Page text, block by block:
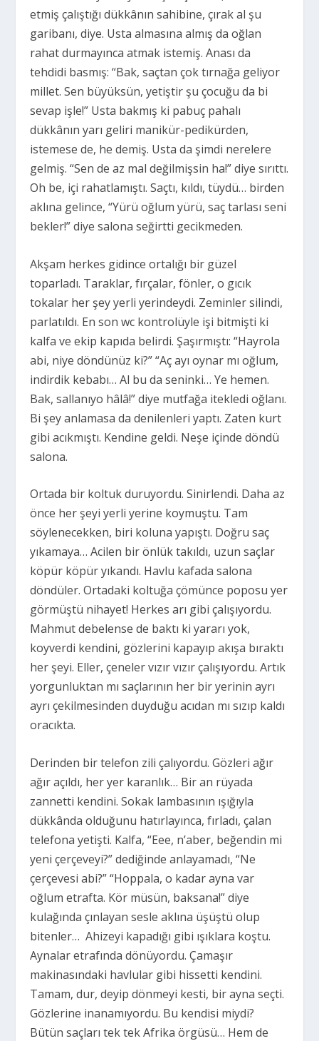
etmiş çalıştığı dükkânın sahibine, çırak al şu
garibanı, diye. Usta almasına almış da oğlan
rahat durmayınca atmak istemiş. Anası da
tehdidi basmış: “Bak, saçtan çok tırnağa geliyor
millet. Sen büyüksün, yetiştir şu çocuğu da bi
sevap işle!” Usta bakmış ki pabuç pahalı
dükkânın yarı geliri manikür-pedikürden,
istemese de, he demiş. Usta da şimdi nerelere
gelmiş. “Sen de az mal değilmişsin ha!” diye sırıttı.
Oh be, içi rahatlamıştı. Saçtı, kıldı, tüydü… birden
aklına gelince, “Yürü oğlum yürü, saç tarlası seni
bekler!” diye salona seğirtti gecikmeden.
Akşam herkes gidince ortalığı bir güzel
toparladı. Taraklar, fırçalar, fönler, o gıcık
tokalar her şey yerli yerindeydi. Zeminler silindi,
parlatıldı. En son wc kontrolüyle işi bitmişti ki
kalfa ve ekip kapıda belirdi. Şaşırmıştı: “Hayrola
abi, niye döndünüz ki?” “Aç ayı oynar mı oğlum,
indirdik kebabı… Al bu da seninki… Ye hemen.
Bak, sallanıyo hâlâ!” diye mutfağa itekledi oğlanı.
Bi şey anlamasa da denilenleri yaptı. Zaten kurt
gibi acıkmıştı. Kendine geldi. Neşe içinde döndü
salona.
Ortada bir koltuk duruyordu. Sinirlendi. Daha az
önce her şeyi yerli yerine koymuştu. Tam
söylenecekken, biri koluna yapıştı. Doğru saç
yıkamaya… Acilen bir önlük takıldı, uzun saçlar
köpür köpür yıkandı. Havlu kafada salona
döndüler. Ortadaki koltuğa çömünce poposu yer
görmüştü nihayet! Herkes arı gibi çalışıyordu.
Mahmut debelense de baktı ki yararı yok,
koyverdi kendini, gözlerini kapayıp akışa bıraktı
her şeyi. Eller, çeneler vızır vızır çalışıyordu. Artık
yorgunluktan mı saçlarının her bir yerinin ayrı
ayrı çekilmesinden duyduğu acıdan mı sızıp kaldı
oracıkta.
Derinden bir telefon zili çalıyordu. Gözleri ağır
ağır açıldı, her yer karanlık… Bir an rüyada
zannetti kendini. Sokak lambasının ışığıyla
dükkânda olduğunu hatırlayınca, fırladı, çalan
telefona yetişti. Kalfa, “Eee, n’aber, beğendin mi
yeni çerçeveyi?” dediğinde anlayamadı, “Ne
çerçevesi abi?” “Hoppala, o kadar ayna var
oğlum etrafta. Kör müsün, baksana!” diye
kulağında çınlayan sesle aklına üşüştü olup
bitenler… Ahizeyi kapadığı gibi ışıklara koştu.
Aynalar etrafında dönüyordu. Çamaşır
makinasındaki havlular gibi hissetti kendini.
Tamam, dur, deyip dönmeyi kesti, bir ayna seçti.
Gözlerine inanamıyordu. Bu kendisi miydi?
Bütün saçları tek tek Afrika örgüsü… Hem de